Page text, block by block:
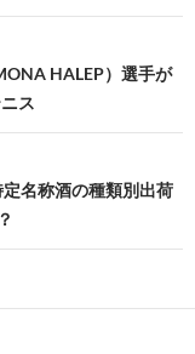
HALEP）選手が
ス
名称酒の種類別出荷